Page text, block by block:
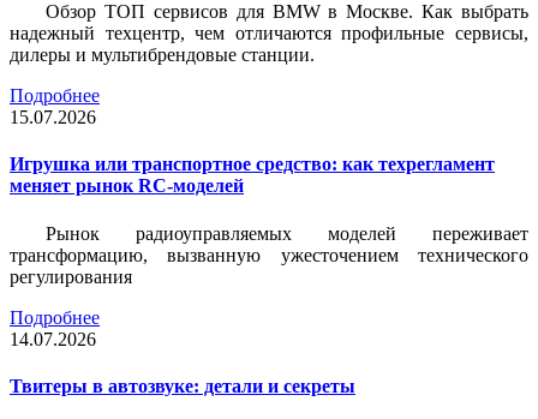
Обзор ТОП сервисов для BMW в Москве. Как выбрать
надежный техцентр, чем отличаются профильные сервисы,
дилеры и мультибрендовые станции.
Подробнее
15.07.2026
Игрушка или транспортное средство: как техрегламент
меняет рынок RC-моделей
Рынок радиоуправляемых моделей переживает
трансформацию, вызванную ужесточением технического
регулирования
Подробнее
14.07.2026
Твитеры в автозвуке: детали и секреты